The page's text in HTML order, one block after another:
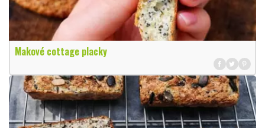
Makové cottage placky